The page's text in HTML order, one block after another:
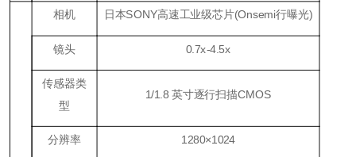
相机 日本SONY高速工业级芯片(Onsemi行曝光)
镜头 0.7x-4.5x
传感器类
型
1/1.8 英寸逐行扫描CMOS
分辨率 1280×1024